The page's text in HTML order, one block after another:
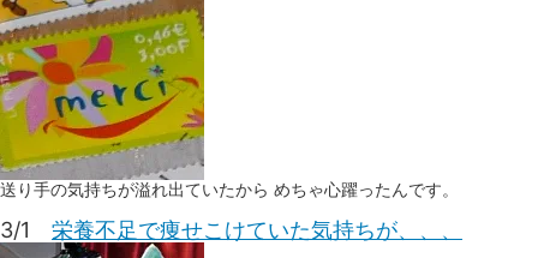
送り手の気持ちが溢れ出ていたから めちゃ心躍ったんです。
3/1 栄養不足で痩せこけていた気持ちが、、、